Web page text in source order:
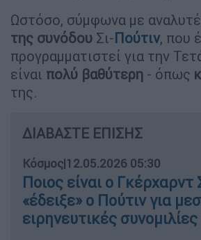
Ωστόσο, σύμφωνα με
της συνόδου Σι-Πούτιν, που
προγραμματιστεί για την
είναι πολύ βαθύτερη - όπως
της.
ΔΙΑΒΑΣΤΕ ΕΠΙΣΗΣ
Κόσμος|12.05.2026 05:30
Ποιος είναι ο
«έδειξε» ο Πούτιν για
ειρηνευτικές συνομιλίες